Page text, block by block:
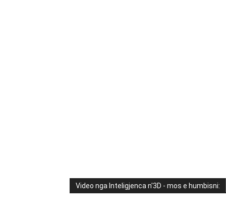
Video nga Inteligjenca n'3D - mos e humbisni: